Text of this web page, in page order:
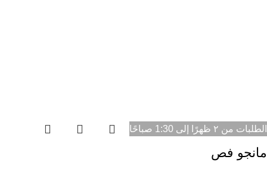
الطلبات من ٢ ظهرًا إلى 1:30 صباحًا
مانجو فص